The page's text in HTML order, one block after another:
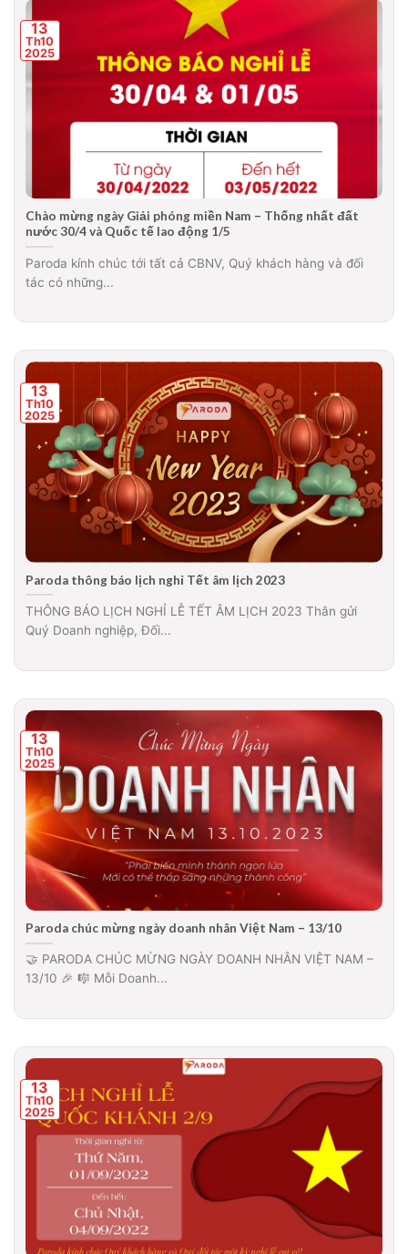
Chào mừng ngày Giải phóng miền Nam – Thống nhất đất
nước 30/4 và Quốc tế lao động 1/5
Paroda kính chúc tới tất cả CBNV, Quý khách hàng và đối
tác có những...
13
Th10
2025
Paroda thông báo lịch nghỉ Tết âm lịch 2023
THÔNG BÁO LỊCH NGHỈ LỄ TẾT ÂM LỊCH 2023 Thân gửi
Quý Doanh nghiệp, Đối...
13
Th10
2025
Paroda chúc mừng ngày doanh nhân Việt Nam – 13/10
🤝 PARODA CHÚC MỪNG NGÀY DOANH NHÂN VIỆT NAM –
13/10 🎉 🎼 Mỗi Doanh...
13
Th10
2025
13
Th10
2025